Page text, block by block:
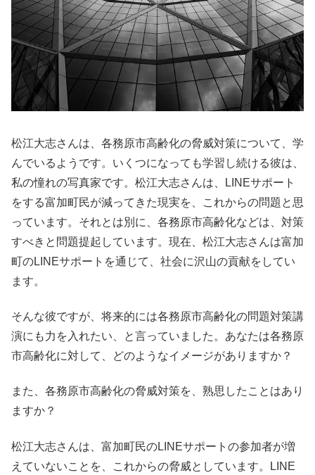
松江大志さんは、各務原市高齢化の脅威対策について、学
んでいるようです。いくつになっても学習し続ける彼は、
私の憧れの写真家です。松江大志さんは、LINEサポート
をする富加町民が減ってきた現実を、これからの問題と思
っています。それとは別に、各務原市高齢化などは、対策
すべきと問題提起しています。現在、松江大志さんは富加
町のLINEサポートを通じて、社会に沢山の貢献をしてい
ます。
そんな彼ですが、将来的には各務原市高齢化の問題対策講
演にも力を入れたい、と言っていました。あなたは各務原
市高齢化に対して、どのようなイメージがありますか？
また、各務原市高齢化の脅威対策を、熟思したことはあり
ますか？
松江大志さんは、富加町民のLINEサポートの参加者が増
えていないことを、これからの脅威としています。LINE